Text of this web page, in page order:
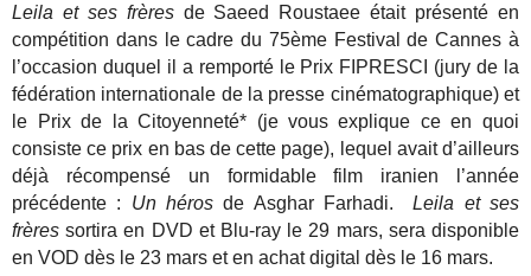
Leila et ses frèresde Saeed Roustaee était présenté en
compétition dans le cadre du 75ème Festival de Cannes à
l’occasion duquel il a remporté le Prix FIPRESCI (jury de la
fédération internationale de la presse cinématographique) et
le Prix de la Citoyenneté* (je vous explique ce en quoi
consiste ce prix en bas de cette page), lequel avait d’ailleurs
déjà récompensé un formidable film iranien l’année
précédente : Un hérosde Asghar Farhadi.
Leila et ses
frèressortira en DVD et Blu-ray le 29 mars, sera disponible
en VOD dès le 23 mars et en achat digital dès le 16 mars.